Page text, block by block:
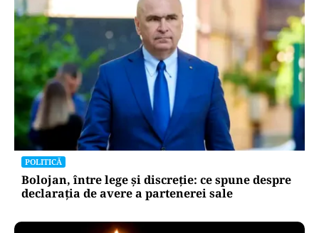
POLITICĂ
Bolojan, între lege și discreție: ce spune despre
declarația de avere a partenerei sale